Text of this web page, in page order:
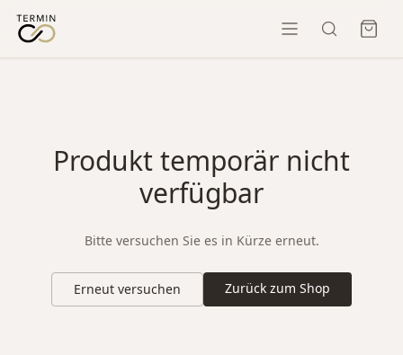
Produkt temporär nicht
verfügbar
Bitte versuchen Sie es in Kürze erneut.
Erneut versuchen Zurück zum Shop